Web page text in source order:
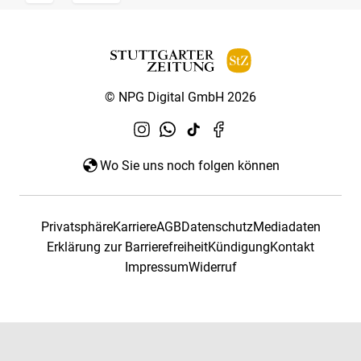
© NPG Digital GmbH 2026
Wo Sie uns noch folgen können
PrivatsphäreKarriereAGBDatenschutzMediadaten
Erklärung zur BarrierefreiheitKündigungKontakt
ImpressumWiderruf